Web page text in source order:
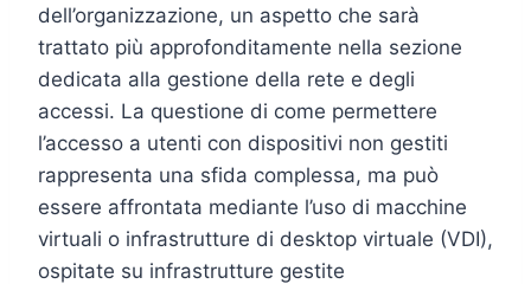
dell’organizzazione, un aspetto che sarà
trattato più approfonditamente nella sezione
dedicata alla gestione della rete e degli
accessi. La questione di come permettere
l’accesso a utenti con dispositivi non gestiti
rappresenta una sfida complessa, ma può
essere affrontata mediante l’uso di macchine
virtuali o infrastrutture di desktop virtuale (VDI),
ospitate su infrastrutture gestite